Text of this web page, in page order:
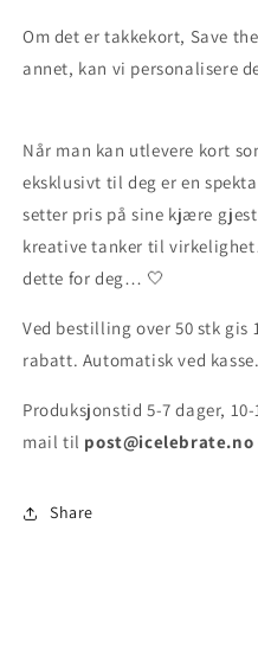
Design
Design
Om det er takkekort, Save
annet, kan vi personalisere
Når man kan utlevere kort
eksklusivt til deg er en
setter pris på sine kjære
kreative tanker til
dette for deg… 🤍
Ved bestilling over 50 stk gis
rabatt. Automatisk ved
Produksjonstid 5-7 dager,
mail til post@icelebrate.no
Share